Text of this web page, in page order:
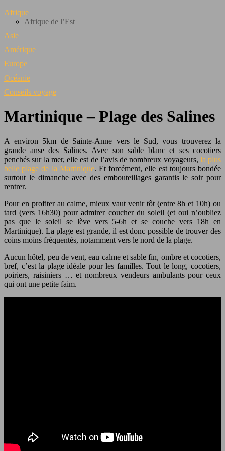
Afrique
Afrique de l’Est
Asie
Amérique
Europe
Océanie
Conseils voyage
Martinique – Plage des Salines
A environ 5km de Sainte-Anne vers le Sud, vous trouverez la
grande anse des Salines. Avec son sable blanc et ses cocotiers
penchés sur la mer, elle est de l’avis de nombreux voyageurs, la plus
belle plage de la Martinique. Et forcément, elle est toujours bondée
surtout le dimanche avec des embouteillages garantis le soir pour
rentrer.
Pour en profiter au calme, mieux vaut venir tôt (entre 8h et 10h) ou
tard (vers 16h30) pour admirer coucher du soleil (et oui n’oubliez
pas que le soleil se lève vers 5-6h et se couche vers 18h en
Martinique). La plage est grande, il est donc possible de trouver des
coins moins fréquentés, notamment vers le nord de la plage.
Aucun hôtel, peu de vent, eau calme et sable fin, ombre et cocotiers,
bref, c’est la plage idéale pour les familles. Tout le long, cocotiers,
poiriers, raisiniers … et nombreux vendeurs ambulants pour ceux
qui ont une petite faim.